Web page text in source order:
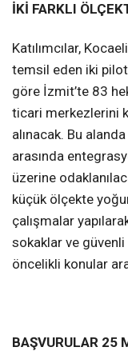
İKİ FARKLI
Katılımcılar,
temsil eden iki
göre İzmit’te 83
ticari merkezlerini
alınacak. Bu
arasında
üzerine
küçük ölçekte
çalışmalar
sokaklar ve güvenli
öncelikli konular
BAŞVURULAR 25